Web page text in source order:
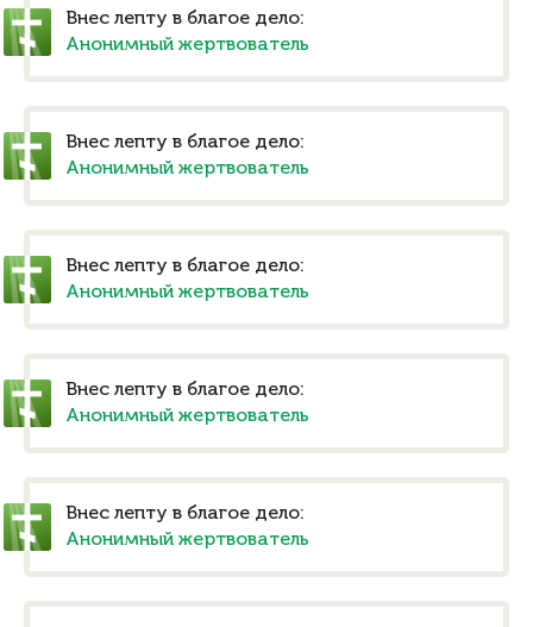
Внес лепту в благое дело:
Анонимный жертвователь
Внес лепту в благое дело:
Анонимный жертвователь
Внес лепту в благое дело:
Анонимный жертвователь
Внес лепту в благое дело:
Анонимный жертвователь
Внес лепту в благое дело:
Анонимный жертвователь